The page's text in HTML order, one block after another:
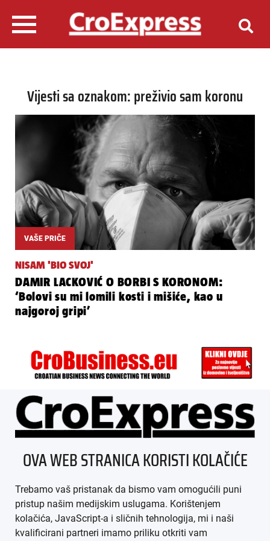
Vijesti sa oznakom: preživio sam koronu
VAŠE PRIČE
NISAM 'BIO SVOJ'
DAMIR LACKOVIĆ O BORBI S KORONOM:
‘Bolovi su mi lomili kosti i mišiće, kao u
najgoroj gripi’
ÜBER UNS
IMPRESSUM
AGB
DATENSCHUTZ
OVA WEB STRANICA KORISTI KOLAČIĆE
Trebamo vaš pristanak da bismo vam omogućili puni
pristup našim medijskim uslugama. Korištenjem
kolačića, JavaScript-a i sličnih tehnologija, mi i naši
kvalificirani partneri imamo priliku otkriti vam